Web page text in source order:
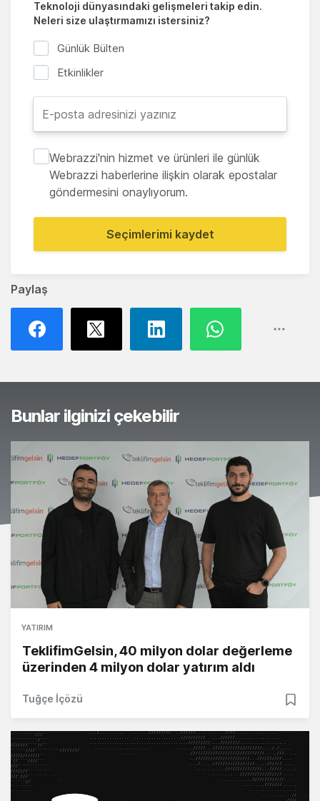
Paylaş
Teknoloji dünyasındaki gelişmeleri takip edin.
Neleri size ulaştırmamızı istersiniz?
Günlük Bülten
Etkinlikler
Webrazzi'nin hizmet ve ürünleri ile günlük
Webrazzi haberlerine ilişkin olarak epostalar
göndermesini onaylıyorum.
Seçimlerimi kaydet
Bunlar ilginizi çekebilir
YATIRIM
TeklifimGelsin, 40 milyon dolar değerleme
üzerinden 4 milyon dolar yatırım aldı
Tuğçe İçözü